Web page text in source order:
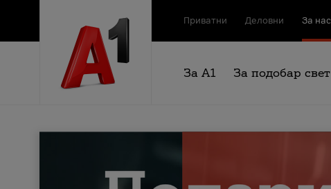
Приватни Деловни За нас
За А1 За подобар свет